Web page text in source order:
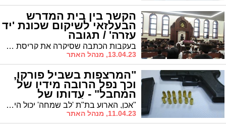
הקשר בין בית המדרש
הבעלזאי לשיקום שכונת 'יד
עזרה' / תגובה
בעקבות הכתבה שסיקרה את קריסת שכונת יד עזרה, שולח לנו הרב י' גולדמן סיפור מעניין: מה אמר הרב גרוס בעת שהושלם בית המדרש של בעלזא ברובע ג'
13.04.23, מנהל האתר
"המרצפות בשביל פורקו,
וכך נפל הרובה מידיו של
המחבל" - עדותו של
המאבטח ל'אשדודס' "אכן, הארוע בת"ת 'לב שמחה' יכול היה להסתיים אחרת לחלוטין", כותב לנו בעקבות הפרסום, מי שהיה אז המאבטח בת"ת, אילן טלקר, שמספר כי "יממה קודם לכן פורקו המרצפות בשביל, וכך נפל לו הנשק תוך כדי ריצה" * מרתק
11.04.23, מנהל האתר